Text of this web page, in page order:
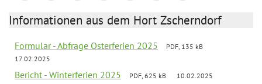
Informationen aus dem Hort Zscherndorf
Formular - Abfrage Osterferien 2025
PDF, 135 kB
17.02.2025
Bericht - Winterferien 2025 PDF, 625 kB 10.02.2025